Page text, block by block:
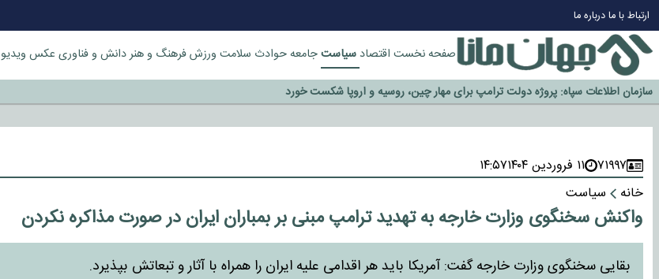
ارتباط با مادرباره ما
صفحه نخست اقتصاد سیاستجامعهحوادث سلامت ورزشفرهنگ و هنردانش و فناوری عکس ویدیو
چرا طلا دوباره افزایشی شد؟
گزینه جدایی اوسمار روی میز مدیران پرسپولیس
آیا رئیس جمهور آمریکا قانون را دور می‌زند؟
اخراج رسمی چهره نامدار از پرسپولیس
سازمان اطلاعات سپاه: پروژه دولت ترامپ برای مهار چین، روسیه و اروپا شکست خورد
۷۱۹۹۷ ۱۱ فروردین ۱۴۰۴
۱۴:۵۷
خانه
سیاست
واکنش سخنگوی وزارت خارجه به تهدید ترامپ مبنی بر بمباران ایران در صورت مذاکره نکردن
بقایی سخنگوی وزارت خارجه گفت: آمریکا باید هر اقدامی علیه ایران را همراه با آثار و تبعاتش بپذیرد.